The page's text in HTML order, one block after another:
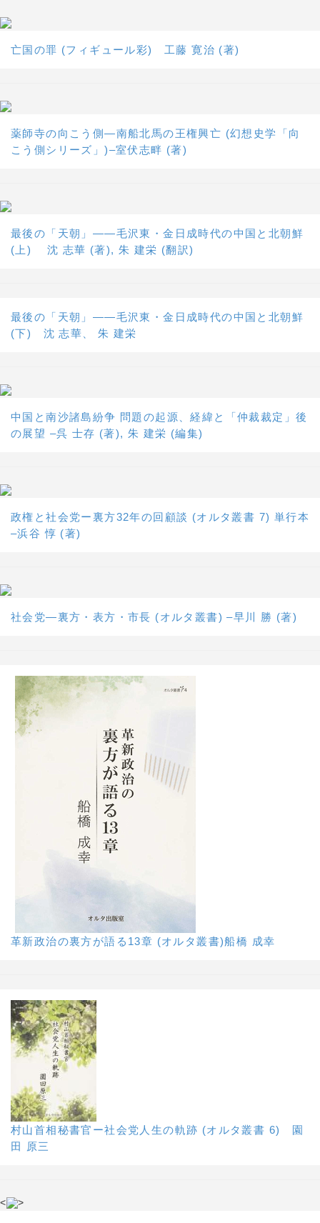
亡国の罪 (フィギュール彩) 工藤 寛治 (著)
薬師寺の向こう側―南船北馬の王権興亡 (幻想史学「向
こう側シリーズ」)–室伏志畔 (著)
最後の「天朝」――毛沢東・金日成時代の中国と北朝鮮
(上) 沈 志華 (著), 朱 建栄 (翻訳)
最後の「天朝」――毛沢東・金日成時代の中国と北朝鮮
(下) 沈 志華、 朱 建栄
中国と南沙諸島紛争 問題の起源、経緯と「仲裁裁定」後
の展望 –呉 士存 (著), 朱 建栄 (編集)
政権と社会党ー裏方32年の回顧談 (オルタ叢書 7) 単行本
–浜谷 惇 (著)
社会党―裏方・表方・市長 (オルタ叢書) –早川 勝 (著)
革新政治の裏方が語る13章 (オルタ叢書)船橋 成幸
村山首相秘書官ー社会党人生の軌跡 (オルタ叢書 6) 園
田 原三
< >